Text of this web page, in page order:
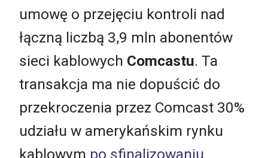
umowę o przejęciu kontroli nad
łączną liczbą 3,9 mln abonentów
sieci kablowych Comcastu. Ta
transakcja ma nie dopuścić do
przekroczenia przez Comcast 30%
udziału w amerykańskim rynku
kablowym po sfinalizowaniu